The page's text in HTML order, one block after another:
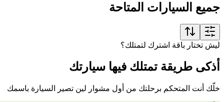
جميع السيارات المتاحة
ليش تختار باقة اشترك لتمتلك؟
أذكى طريقة تمتلك فيها سيارتك
خلّك أنت المتحكم برحلتك من أول مشوار لين تصير السيارة باسمك